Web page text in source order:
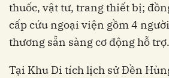
thuốc, vật tư, trang thiết bị;
cấp cứu ngoại viện gồm 4
thương sẵn sàng cơ động hỗ trợ.
Tại Khu Di tích lịch sử Đền